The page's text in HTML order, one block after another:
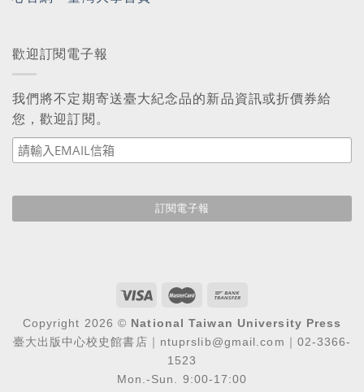
歡迎訂閱電子報
我們將不定期寄送臺大紀念品的新品資訊或折價券給
您，歡迎訂閱。
Copyright 2026 © National Taiwan University Press
臺大出版中心校史館書店｜ntuprslib@gmail.com｜02-3366-
1523
Mon.-Sun. 9:00-17:00